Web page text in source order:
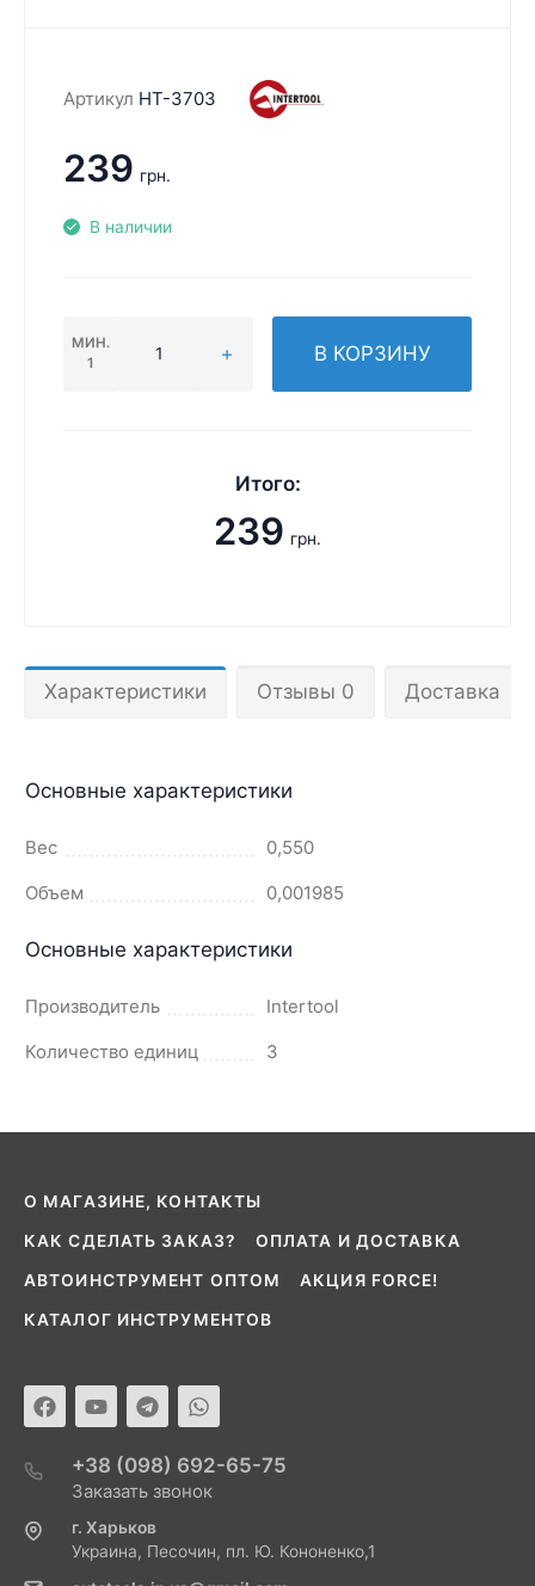
Артикул HT-3703
239 грн.
В наличии
МИН.
1
В КОРЗИНУ
Итого:
239 грн.
Характеристики Отзывы 0 Доставка
Основные характеристики
Вес
0,550
Объем
0,001985
Основные характеристики
Производитель
Intertool
Количество единиц
3
О МАГАЗИНЕ, КОНТАКТЫ
КАК СДЕЛАТЬ ЗАКАЗ? ОПЛАТА И ДОСТАВКА
АВТОИНСТРУМЕНТ ОПТОМ АКЦИЯ FORCE!
КАТАЛОГ ИНСТРУМЕНТОВ
+38 (098) 692-65-75
Заказать звонок
г. Харьков
Украина, Песочин, пл. Ю. Кононенко,1